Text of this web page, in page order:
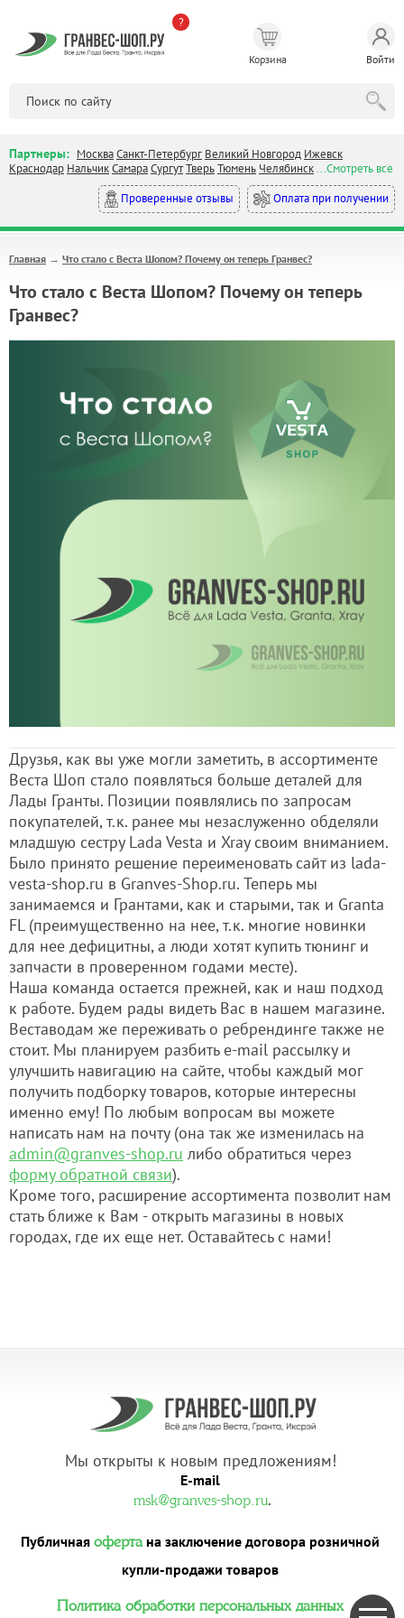
?
Корзина Войти
Партнеры: МоскваСанкт-Петербург Великий Новгород Ижевск
Краснодар НальчикСамараСургутТверьТюмень Челябинск...Смотреть все
Проверенные отзывы
Оплата при получении
Главная → Что стало с Веста Шопом? Почему он теперь Гранвес?
Что стало с Веста Шопом? Почему он теперь
Гранвес?
Друзья, как вы уже могли заметить, в ассортименте
Веста Шоп стало появляться больше деталей для
Лады Гранты. Позиции появлялись по запросам
покупателей, т.к. ранее мы незаслуженно обделяли
младшую сестру Lada Vesta и Xray своим вниманием.
Было принято решение переименовать сайт из lada-
vesta-shop.ru в Granves-Shop.ru. Теперь мы
занимаемся и Грантами, как и старыми, так и Granta
FL (преимущественно на нее, т.к. многие новинки
для нее дефицитны, а люди хотят купить тюнинг и
запчасти в проверенном годами месте).
Наша команда остается прежней, как и наш подход
к работе. Будем рады видеть Вас в нашем магазине.
Веставодам же переживать о ребрендинге также не
стоит. Мы планируем разбить e-mail рассылку и
улучшить навигацию на сайте, чтобы каждый мог
получить подборку товаров, которые интересны
именно ему! По любым вопросам вы можете
написать нам на почту (она так же изменилась на
admin@granves-shop.ru либо обратиться через
форму обратной связи).
Кроме того, расширение ассортимента позволит нам
стать ближе к Вам - открыть магазины в новых
городах, где их еще нет. Оставайтесь с нами!
Мы открыты к новым предложениям!
E-mail
msk@granves-shop.ru.
Публичная оферта на заключение договора розничной
купли-продажи товаров
Политика обработки персональных данных